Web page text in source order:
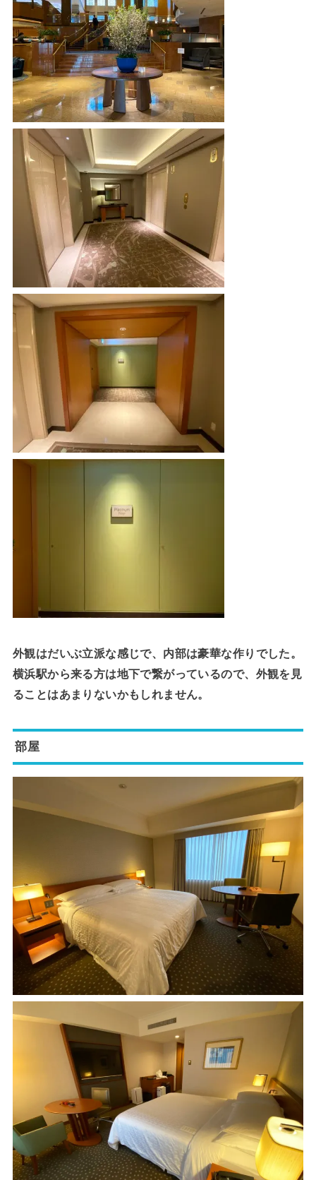
外観はだいぶ立派な感じで、内部は豪華な作りでした。
横浜駅から来る方は地下で繋がっているので、外観を見
ることはあまりないかもしれません。
部屋